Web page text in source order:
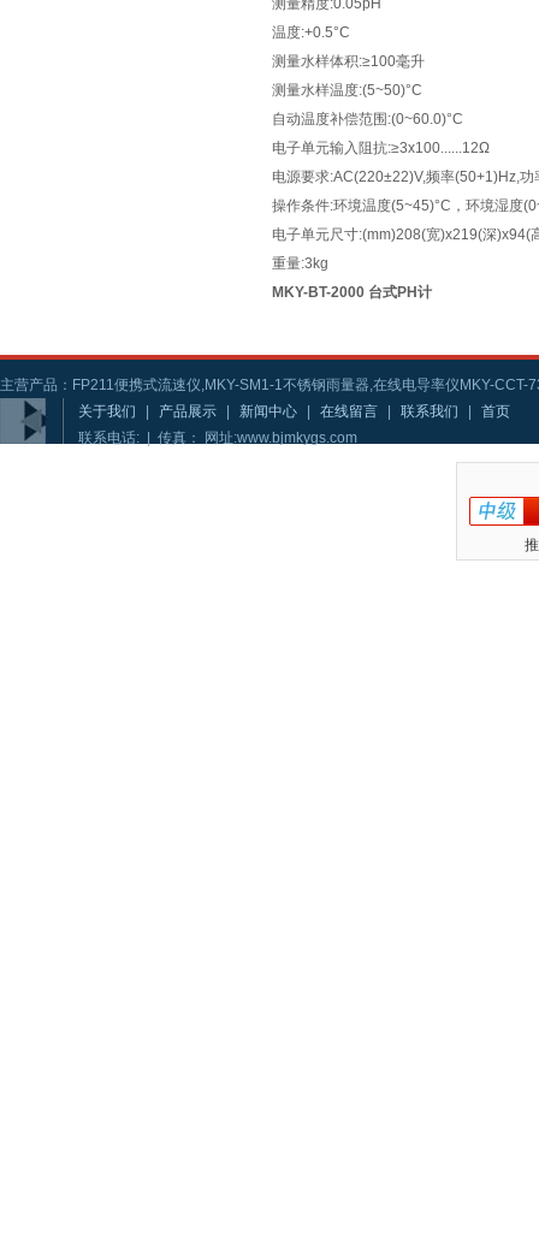
测量精度:0.05pH
温度:+0.5°C
测量水样体积:≥100毫升
测量水样温度:(5~50)°C
自动温度补偿范围:(0~60.0)°C
电子单元输入阻抗:≥3x100......12Ω
电源要求:AC(220±22)V,频率(50+1)Hz,功
操作条件:环境温度(5~45)°C，环境湿度
电子单元尺寸:(mm)208(宽)x219(深)x94(
重量:3kg
MKY-BT-2000 台式PH计
主营产品：FP211便携式流速仪,MKY-SM1-1不锈钢雨量器,在线电导率仪MKY-CCT-
关于我们
产品展示 新闻中心 在线留言 联系我们
首页
联系电话: | 传真： 网址:www.bjmkygs.com